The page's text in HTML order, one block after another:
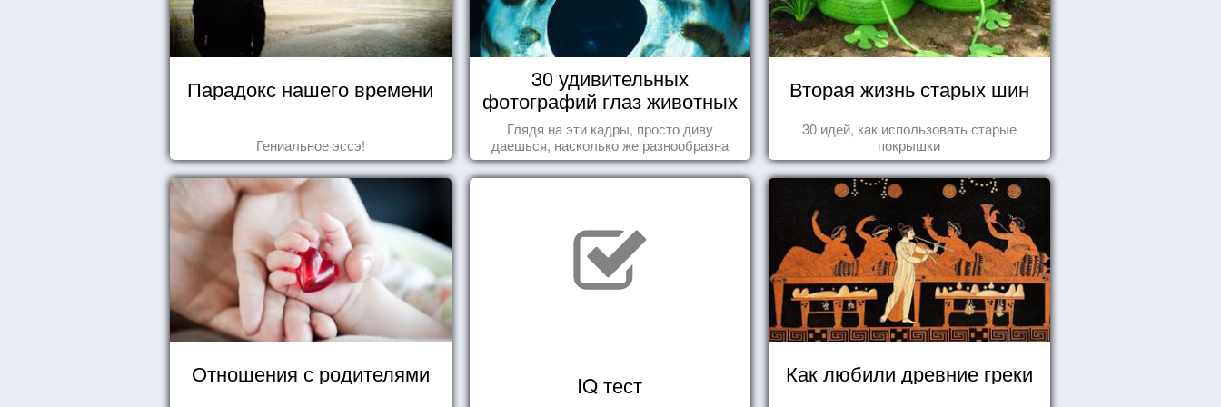
Парадокс нашего времени
Гениальное эссэ!
30 удивительных
фотографий глаз животных
Глядя на эти кадры, просто диву
даешься, насколько же разнообразна
природа нашего мира!
Вторая жизнь старых шин
30 идей, как использовать старые
покрышки
Отношения с родителями IQ тест Как любили древние греки